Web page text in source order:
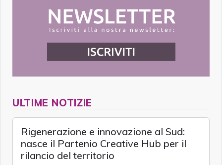
ULTIME NOTIZIE
Rigenerazione e innovazione al Sud:
nasce il Partenio Creative Hub per il
rilancio del territorio